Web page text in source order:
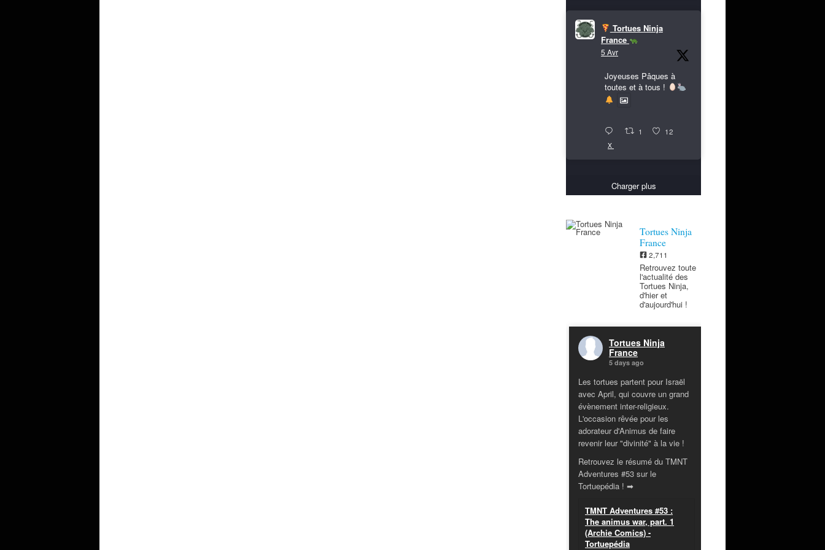
Tortues Ninja
France
5 Avr
Joyeuses Pâques à
toutes et à tous !
1 12
X
Charger plus
Tortues Ninja
France
2,711
Retrouvez toute
l'actualité des
Tortues Ninja,
d'hier et
d'aujourd'hui !
Tortues Ninja
France
5 days ago
Les tortues partent pour Israël
avec April, qui couvre un grand
évènement inter-religieux.
L'occasion rêvée pour les
adorateur d'Animus de faire
revenir leur "divinité" à la vie !
Retrouvez le résumé du TMNT
Adventures #53 sur le
Tortuepédia ! ➡
TMNT Adventures #53 :
The animus war, part. 1
(Archie Comics) -
Tortuepédia